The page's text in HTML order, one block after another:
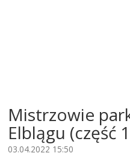
Mistrzowie
Elblągu (część
03.04.2022 15:50